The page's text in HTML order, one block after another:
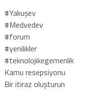
#Yakuşev
#Medvedev
#forum
#yenilikler
#teknolojikegemenlik
Kamu resepsiyonu
Bir itiraz oluşturun